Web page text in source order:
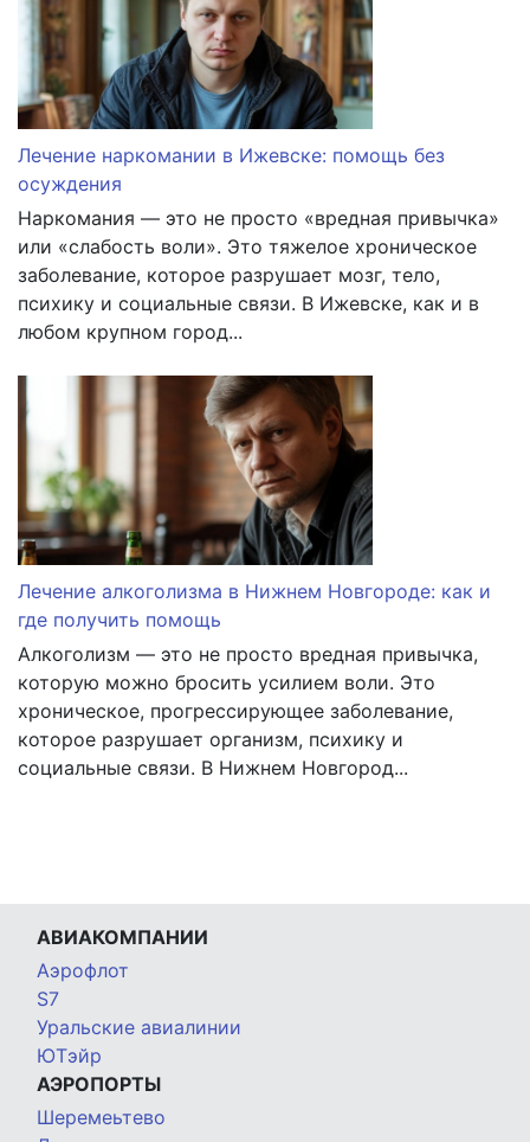
Лечение наркомании в Ижевске: помощь без
осуждения
Наркомания — это не просто «вредная привычка»
или «слабость воли». Это тяжелое хроническое
заболевание, которое разрушает мозг, тело,
психику и социальные связи. В Ижевске, как и в
любом крупном город...
Лечение алкоголизма в Нижнем Новгороде: как и
где получить помощь
Алкоголизм — это не просто вредная привычка,
которую можно бросить усилием воли. Это
хроническое, прогрессирующее заболевание,
которое разрушает организм, психику и
социальные связи. В Нижнем Новгород...
АВИАКОМПАНИИ
Аэрофлот
S7
Уральские авиалинии
ЮТэйр
АЭРОПОРТЫ
Шеремеьтево